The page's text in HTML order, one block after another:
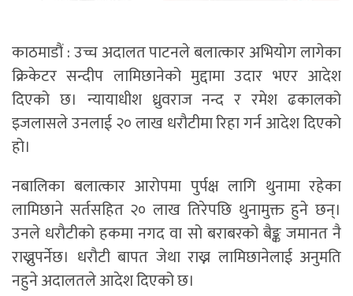
काठमाडौं : उच्च अदालत पाटनले बलात्कार अभियोग लागेका
क्रिकेटर सन्दीप लामिछानेको मुद्दामा उदार भएर आदेश
दिएको छ। न्यायाधीश ध्रुवराज नन्द र रमेश ढकालको
इजलासले उनलाई २० लाख धरौटीमा रिहा गर्न आदेश दिएको
हो।
नबालिका बलात्कार आरोपमा पुर्पक्ष लागि थुनामा रहेका
लामिछाने सर्तसहित २० लाख तिरेपछि थुनामुक्त हुने छन्।
उनले धरौटीको हकमा नगद वा सो बराबरको बैङ्क जमानत नै
राख्नुपर्नेछ। धरौटी बापत जेथा राख्न लामिछानेलाई अनुमति
नहुने अदालतले आदेश दिएको छ।